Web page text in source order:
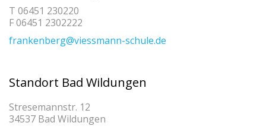
T 06451 230220
F 06451 2302222
frankenberg@viessmann-schule.de
Standort Bad Wildungen
Stresemannstr. 12
34537 Bad Wildungen